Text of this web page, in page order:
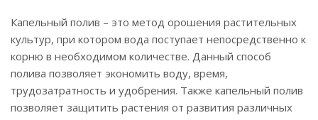
Капельный полив – это метод орошения растительных
культур, при котором вода поступает непосредственно к
корню в необходимом количестве. Данный способ
полива позволяет экономить воду, время,
трудозатратность и удобрения. Также капельный полив
позволяет защитить растения от развития различных